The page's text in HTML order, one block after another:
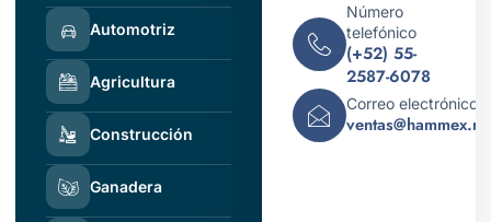
Automotriz
Agricultura
Construcción
Ganadera
Número
telefónico
(+52) 55-
2587-6078
Correo electrónico